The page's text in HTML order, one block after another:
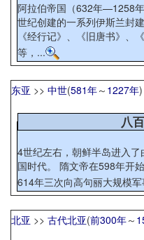
阿拉伯帝国（632年—1258
世纪创建的一系列伊斯兰封
《经行记》、《旧唐书》、
等，...
东亚 >> 中世(581年～ 1227年)
八
4世纪左右，朝鲜半岛进入
国时代。 隋文帝在598年开始了科举制度。隋炀帝在612年至
614年三次向高句丽大规模
北亚 >> 古代北亚(前300年～